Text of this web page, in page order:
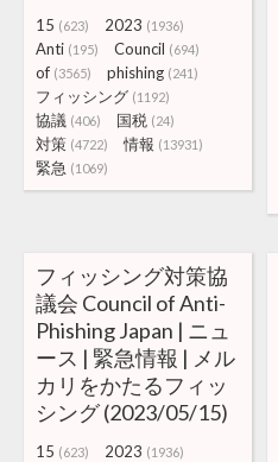
15 (623) 2023 (1936)
Anti (195) Council (694)
of (3565) phishing (241)
フィッシング (1192)
協議 (406) 国税 (24)
対策 (4722) 情報 (13931)
緊急 (1069)
フィッシング対策協
議会 Council of Anti-
Phishing Japan | ニュ
ース | 緊急情報 | メル
カリをかたるフィッ
シング (2023/05/15)
15 (623) 2023 (1936)